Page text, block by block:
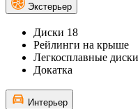
Экстерьер
Диски 18
Рейлинги на крыше
Легкосплавные диски
Докатка
Интерьер